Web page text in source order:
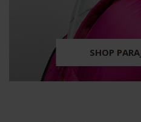
SHOP